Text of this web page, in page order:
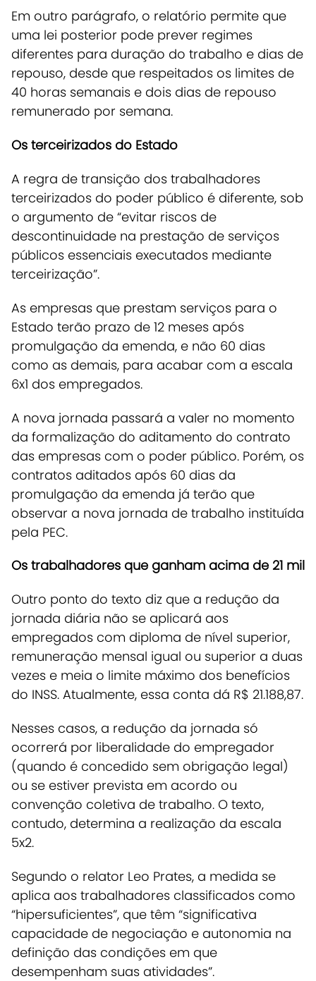
Em outro parágrafo, o relatório permite que
uma lei posterior pode prever regimes
diferentes para duração do trabalho e dias de
repouso, desde que respeitados os limites de
40 horas semanais e dois dias de repouso
remunerado por semana.
Os terceirizados do Estado
A regra de transição dos trabalhadores
terceirizados do poder público é diferente, sob
o argumento de “evitar riscos de
descontinuidade na prestação de serviços
públicos essenciais executados mediante
terceirização”.
As empresas que prestam serviços para o
Estado terão prazo de 12 meses após
promulgação da emenda, e não 60 dias
como as demais, para acabar com a escala
6x1 dos empregados.
A nova jornada passará a valer no momento
da formalização do aditamento do contrato
das empresas com o poder público. Porém, os
contratos aditados após 60 dias da
promulgação da emenda já terão que
observar a nova jornada de trabalho instituída
pela PEC.
Os trabalhadores que ganham acima de 21 mil
Outro ponto do texto diz que a redução da
jornada diária não se aplicará aos
empregados com diploma de nível superior,
remuneração mensal igual ou superior a duas
vezes e meia o limite máximo dos benefícios
do INSS. Atualmente, essa conta dá R$ 21.188,87.
Nesses casos, a redução da jornada só
ocorrerá por liberalidade do empregador
(quando é concedido sem obrigação legal)
ou se estiver prevista em acordo ou
convenção coletiva de trabalho. O texto,
contudo, determina a realização da escala
5x2.
Segundo o relator Leo Prates, a medida se
aplica aos trabalhadores classificados como
“hipersuficientes”, que têm “significativa
capacidade de negociação e autonomia na
definição das condições em que
desempenham suas atividades”.